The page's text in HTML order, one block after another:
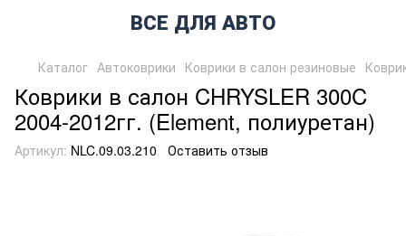
ВСЕ ДЛЯ АВТО
Каталог Автоковрики Коврики в салон резиновые
Коврики в салон CHRYSLER 300C
2004-2012гг. (Element, полиуретан)
Артикул: NLC.09.03.210 Оставить отзыв